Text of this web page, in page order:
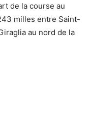
de la course au
milles entre Saint-
au nord de la